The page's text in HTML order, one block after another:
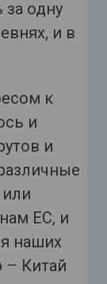
за одну
и в
к
и
и
ЕС, и
наших
– Китай